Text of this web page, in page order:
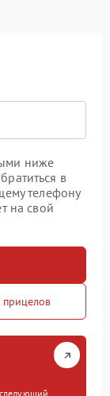
ниже
в
телефону
на свой